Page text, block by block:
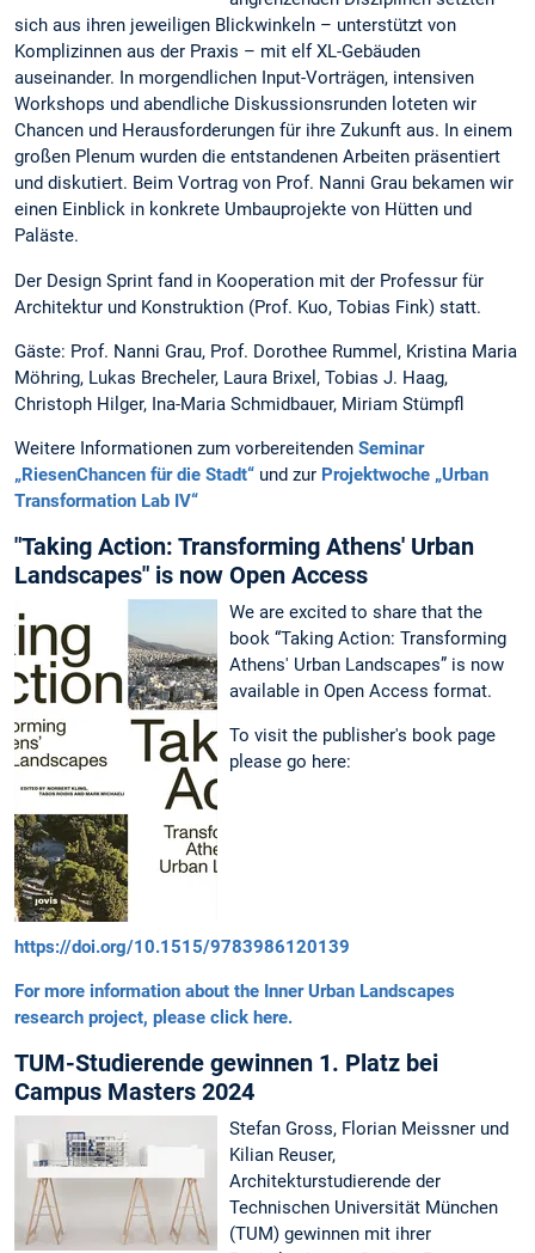
sich aus ihren jeweiligen Blickwinkeln – unterstützt von
Komplizinnen aus der Praxis – mit elf XL-Gebäuden
auseinander. In morgendlichen Input-Vorträgen, intensiven
Workshops und abendliche Diskussionsrunden loteten wir
Chancen und Herausforderungen für ihre Zukunft aus. In einem
großen Plenum wurden die entstandenen Arbeiten präsentiert
und diskutiert. Beim Vortrag von Prof. Nanni Grau bekamen wir
einen Einblick in konkrete Umbauprojekte von Hütten und
Paläste.
Der Design Sprint fand in Kooperation mit der Professur für
Architektur und Konstruktion (Prof. Kuo, Tobias Fink) statt.
Gäste: Prof. Nanni Grau, Prof. Dorothee Rummel, Kristina Maria
Möhring, Lukas Brecheler, Laura Brixel, Tobias J. Haag,
Christoph Hilger, Ina-Maria Schmidbauer, Miriam Stümpfl
Weitere Informationen zum vorbereitenden Seminar
„RiesenChancen für die Stadt“ und zur Projektwoche „Urban
Transformation Lab IV“
"Taking Action: Transforming Athens' Urban
Landscapes" is now Open Access
We are excited to share that the
book “Taking Action: Transforming
Athens' Urban Landscapes” is now
available in Open Access format.
To visit the publisher's book page
please go here:
https://doi.org/10.1515/9783986120139
For more information about the Inner Urban Landscapes
research project, please click here.
TUM-Studierende gewinnen 1. Platz bei
Campus Masters 2024
Stefan Gross, Florian Meissner und
Kilian Reuser,
Architekturstudierende der
Technischen Universität München
(TUM) gewinnen mit ihrer